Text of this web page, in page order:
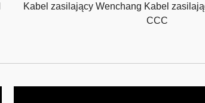
Kabel zasilający Wenchang Kabel
CCC